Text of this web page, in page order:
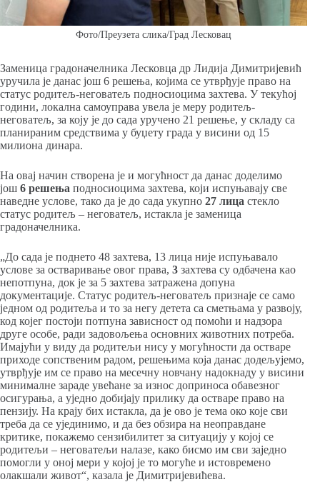
Фото/Преузета слика/Град Лесковац
Заменица градоначелника Лесковца др Лидија Димитријевић
уручила је данас још 6 решења, којима се утврђује право на
статус родитељ-неговатељ подносиоцима захтева. У текућој
години, локална самоуправа увела је меру родитељ-
неговатељ, за коју је до сада уручено 21 решење, у складу са
планираним средствима у буџету града у висини од 15
милиона динара.
На овај начин створена је и могућност да данас доделимо
још 6 решења подносиоцима захтева, који испуњавају све
наведне услове, тако да је до сада укупно 27 лица стекло
статус родитељ – неговатељ, истакла је заменица
градоначелника.
„До сада је поднето 48 захтева, 13 лица није испуњавало
услове за остваривање овог права, 3 захтева су одбачена као
непотпуна, док је за 5 захтева затражена допуна
документације. Статус родитељ-неговатељ признаје се само
једном од родитеља и то за негу детета са сметњама у развоју,
код којег постоји потпуна зависност од помоћи и надзора
друге особе, ради задовољења основних животних потреба.
Имајући у виду да родитељи нису у могућности да остваре
приходе сопственим радом, решењима која данас додељујемо,
утврђује им се право на месечну новчану надокнаду у висини
минималне зараде увећане за износ доприноса обавезног
осигурања, а уједно добијају прилику да остваре право на
пензију. На крају бих истакла, да је ово је тема око које сви
треба да се ујединимо, и да без обзира на неоправдане
критике, покажемо сензибилитет за ситуацију у којој се
родитељи – неговатељи налазе, како бисмо им сви заједно
помогли у оној мери у којој је то могуће и истовремено
олакшали живот“, казала је Димитријевићева.